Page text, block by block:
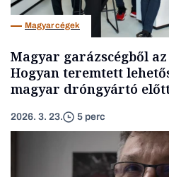
Magyar cégek
Magyar garázscégből
Hogyan teremtett
magyar dróngyártó
2026. 3. 23. 5 perc